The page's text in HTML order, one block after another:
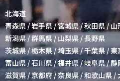
北海道
青森県/岩手県/宮城県/秋田県 / 山
新潟県/群馬県 / 山梨県 /長野県
茨城県 /栃木県/埼玉県/千葉県/東
富山県 /石川県 /福井県/岐阜県/静
滋賀県/京都府/奈良県 /和歌山県/